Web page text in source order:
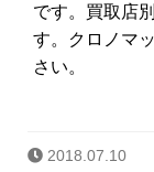
です。買取店
す。クロノマ
さい。
2018.07.10